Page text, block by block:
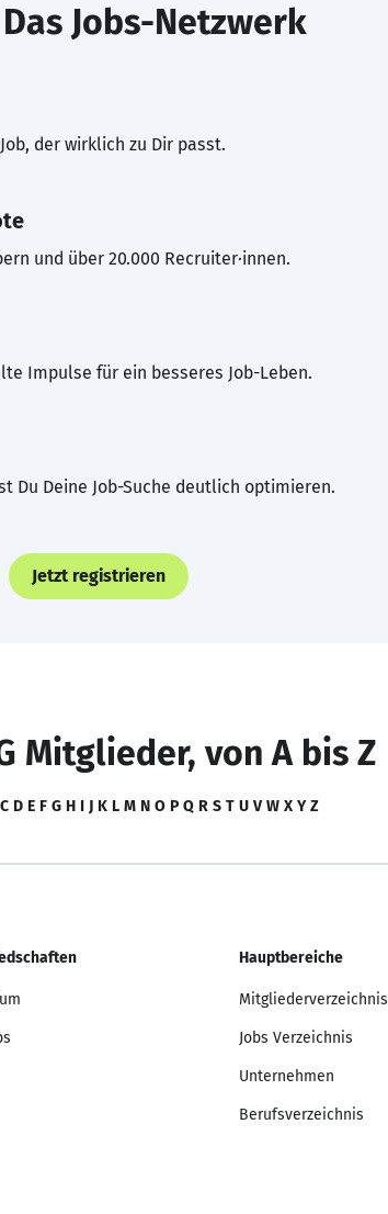
Das Jobs-Netzwerk
der wirklich zu Dir passt.
und über 20.000 Recruiter·innen.
Impulse für ein besseres Job-Leben.
Du Deine Job-Suche deutlich optimieren.
Jetzt registrieren
Mitglieder, von A bis Z
C D E F G H I J K L M N O P Q R S T U V W X Y Z
Hauptbereiche
Mitgliederverzeichnis
Jobs Verzeichnis
Unternehmen
Berufsverzeichnis